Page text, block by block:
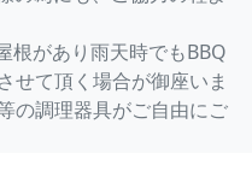
根があり雨天時でもBBQ
せて頂く場合が御座いま
の調理器具がご自由にご